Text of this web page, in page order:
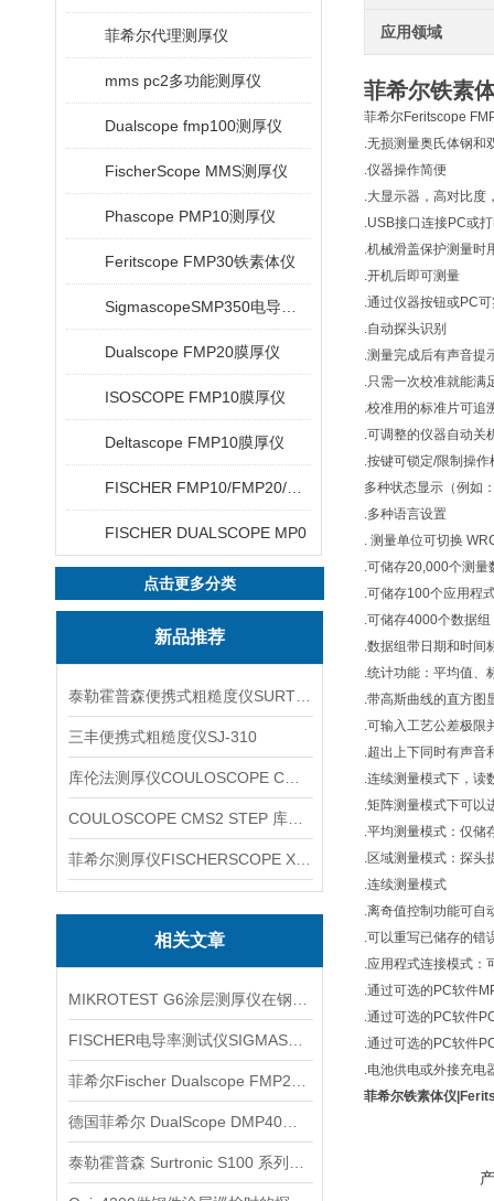
菲希尔代理测厚仪
mms pc2多功能测厚仪
Dualscope fmp100测厚仪
FischerScope MMS测厚仪
Phascope PMP10测厚仪
Feritscope FMP30铁素体仪
Dualscope FMP20膜厚仪
ISOSCOPE FMP10膜厚仪
Deltascope FMP10膜厚仪
FISCHER DUALSCOPE MP0
点击更多分类
新品推荐
三丰便携式粗糙度仪SJ-310
相关文章
应用领域
菲希尔铁素
菲希尔Feritscope
.无损测量奥氏体钢和
.仪器操作简便
.大显示器，高对比度
.USB接口连接PC或
.机械滑盖保护测量时
.开机后即可测量
.通过仪器按钮或PC
.自动探头识别
.测量完成后有声音提
.只需一次校准就能满
.校准用的标准片可追
.可调整的仪器自动关
.按键可锁定/限制操作
多种状态显示（例如
.多种语言设置
. 测量单位可切换
.可储存20,000个测量
.可储存100个应用程
.可储存4000个数据组
.数据组带日期和时间
.统计功能：平均值、
.带高斯曲线的直方图
.可输入工艺公差极限
.超出上下同时有声音
.连续测量模式下，读
.矩阵测量模式下可以
.平均测量模式：仅储
.区域测量模式：探头
.连续测量模式
.离奇值控制功能可自
.可以重写已储存的错
.应用程式连接模式：
.通过可选的PC软件
.通过可选的PC软件
.通过可选的PC软件
.电池供电或外接充电
菲希尔铁素体仪